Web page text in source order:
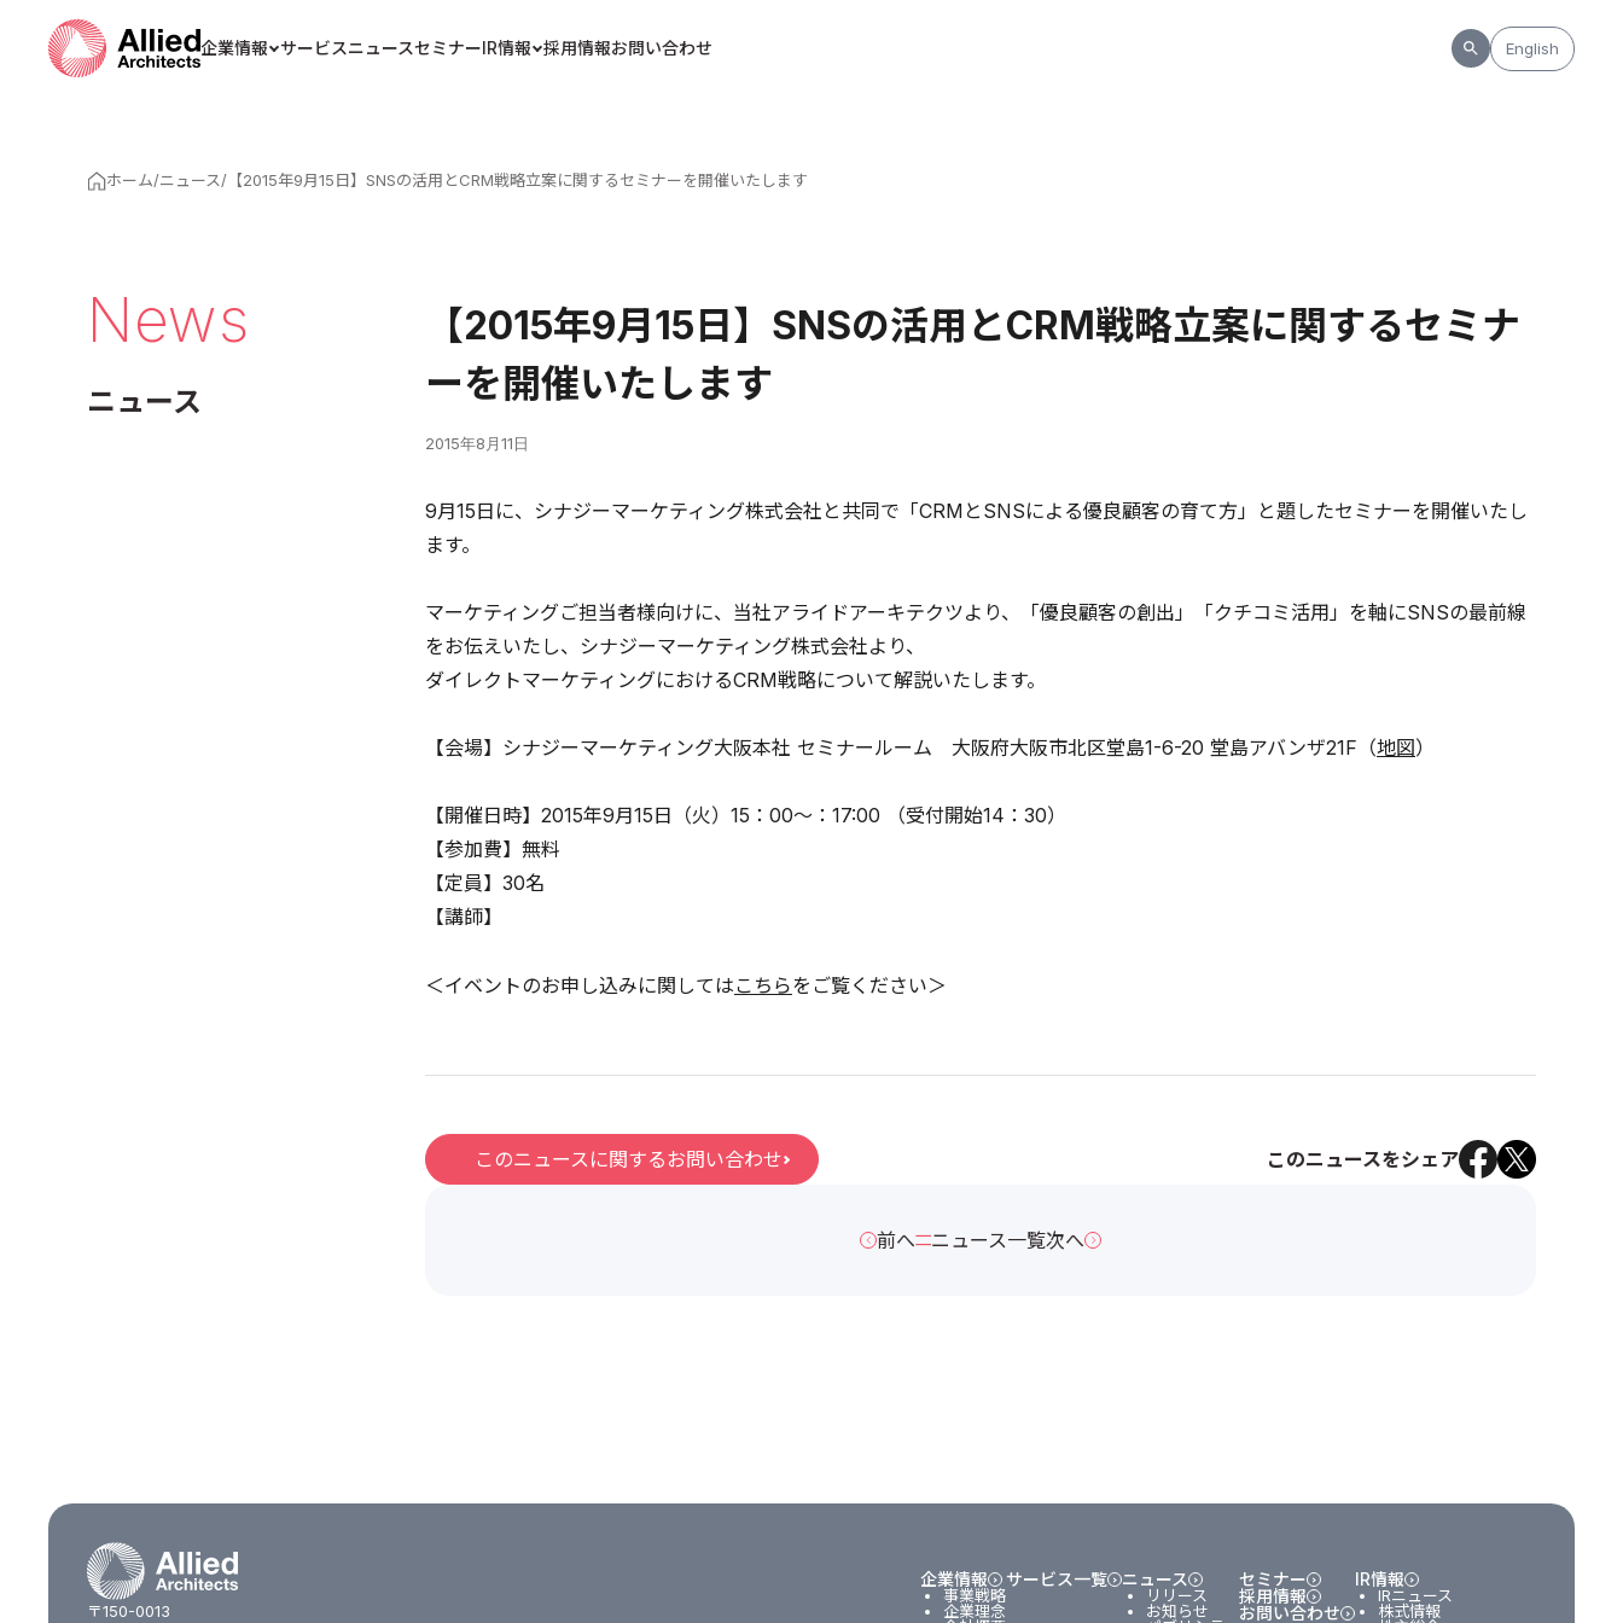
企業情報 サービスニュースセミナーIR情報 採用情報お問い合わせ English
ホーム/ニュース/ 【2015年9月15日】SNSの活用とCRM戦略立案に関するセミナーを開催いたします
News
ニュース
【2015年9月15日】SNSの活用とCRM戦略立案に関するセミナ
ーを開催いたします
2015年8月11日
9月15日に、シナジーマーケティング株式会社と共同で「CRMとSNSによる優良顧客の育て方」と題したセミナーを開催いたし
ます。
マーケティングご担当者様向けに、当社アライドアーキテクツより、「優良顧客の創出」「クチコミ活用」を軸にSNSの最前線
をお伝えいたし、シナジーマーケティング株式会社より、
ダイレクトマーケティングにおけるCRM戦略について解説いたします。
【会場】シナジーマーケティング大阪本社 セミナールーム 大阪府大阪市北区堂島1-6-20 堂島アバンザ21F（地図）
【開催日時】2015年9月15日（火）15：00～：17:00 （受付開始14：30）
【参加費】無料
【定員】30名
【講師】
＜イベントのお申し込みに関しては こちらをご覧ください＞
このニュースに関するお問い合わせ このニュースをシェア
前へ ニュース一覧次へ
〒150-0013
企業情報
事業戦略
企業理念
サービス一覧 ニュース
リリース
お知らせ
セミナー
採用情報
お問い合わせ
IR情報
IRニュース
株式情報